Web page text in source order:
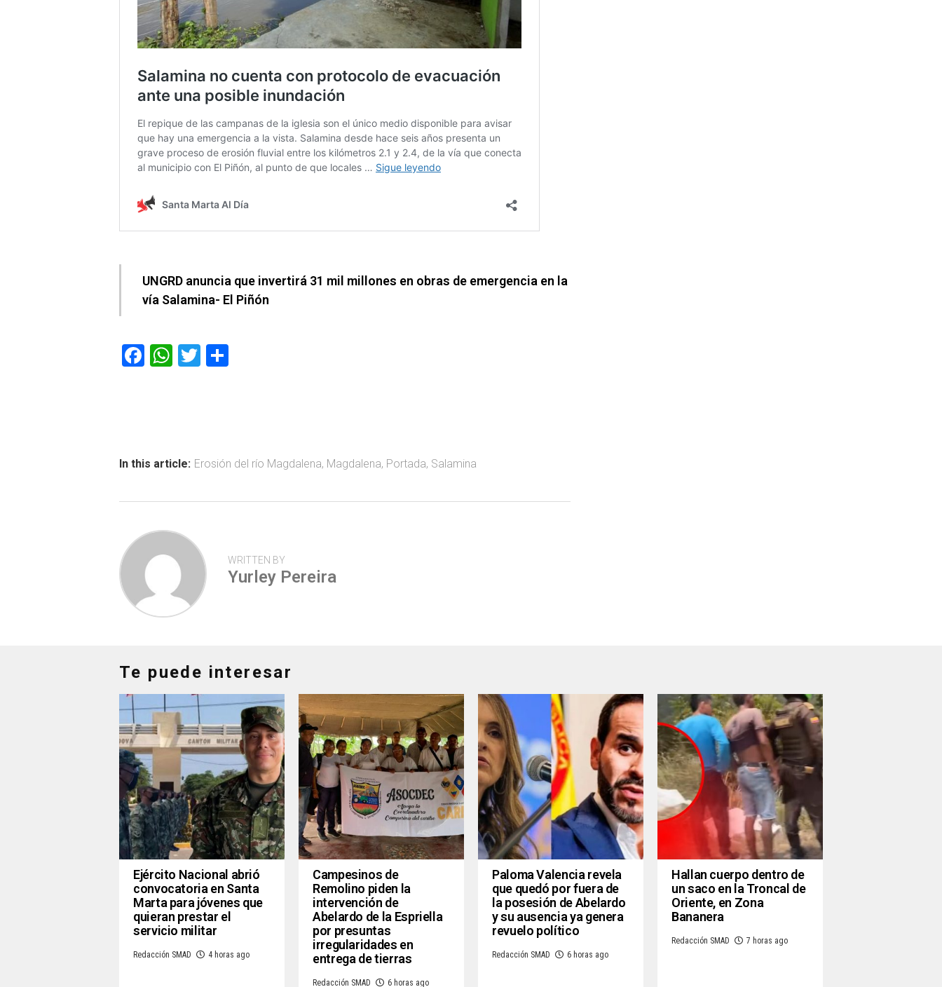
UNGRD anuncia que invertirá 31 mil millones en obras de emergencia en la
vía Salamina- El Piñón
F
ok
W
p
T
tir
In this article: Erosión del río Magdalena, Magdalena, Portada, Salamina
WRITTEN BY
Yurley Pereira
Te puede interesar
Ejército Nacional abrió
convocatoria en Santa
Marta para jóvenes que
quieran prestar el
servicio militar
Redacción SMAD 4 horas ago
Campesinos de
Remolino piden la
intervención de
Abelardo de la Espriella
por presuntas
irregularidades en
entrega de tierras
Redacción SMAD 6 horas ago
Paloma Valencia revela
que quedó por fuera de
la posesión de Abelardo
y su ausencia ya genera
revuelo político
Redacción SMAD 6 horas ago
Hallan cuerpo dentro de
un saco en la Troncal de
Oriente, en Zona
Bananera
Redacción SMAD 7 horas ago